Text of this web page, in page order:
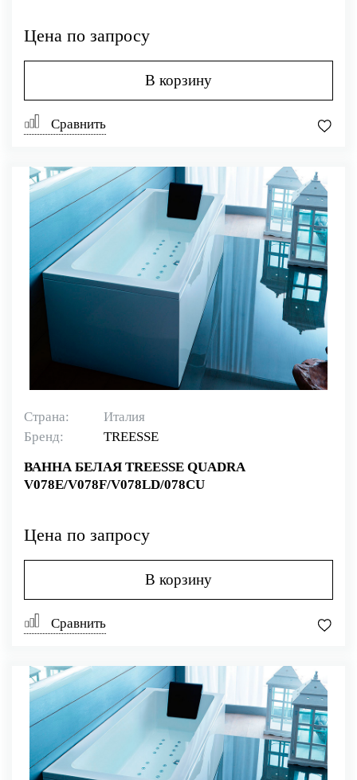
Цена по запросу
В корзину
Сравнить
Страна:
Италия
Бренд:
TREESSE
ВАННА БЕЛАЯ TREESSE QUADRA
V078E/V078F/V078LD/078CU
Цена по запросу
В корзину
Сравнить